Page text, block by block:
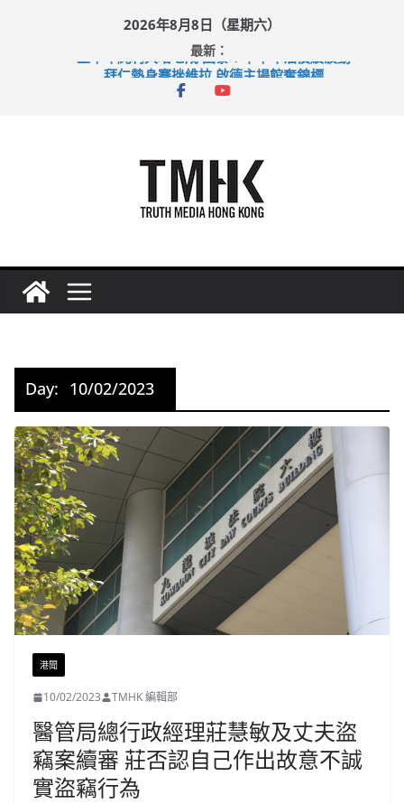
2026年8月8日（星期六）
最新：
上半年純利大增七成 國泰：下半年油價續波動
拜仁熱身賽挫維拉 啟德主場館奪錦標
性罪行修例獲九成支持 鄧炳強：爭取今屆任期內完成立法
Day: 10/02/2023
港聞
10/02/2023 TMHK 編輯部
醫管局總行政經理莊慧敏及丈夫盜
竊案續審 莊否認自己作出故意不誠
實盜竊行為